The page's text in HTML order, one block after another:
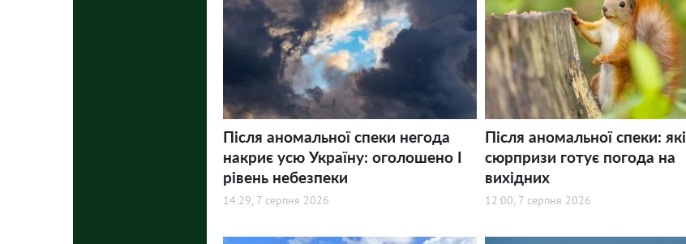
Після аномальної спеки негода
накриє усю Україну: оголошено І
рівень небезпеки
14:29, 7 серпня 2026
Після аномальної спеки: які
сюрпризи готує погода на
вихідних
12:00, 7 серпня 2026